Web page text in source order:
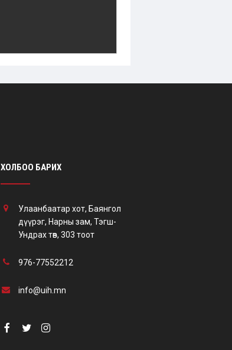
ХОЛБОО БАРИХ
Улаанбаатар хот, Баянгол
дүүрэг, Нарны зам, Тэгш-
Ундрах төв, 303 тоот
976-77552212
info@uih.mn